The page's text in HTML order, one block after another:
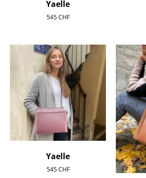
Yaelle
545CHF
Yaelle
545CHF